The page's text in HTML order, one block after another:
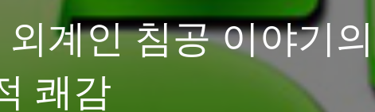
계인 침공 이야기의
쾌감